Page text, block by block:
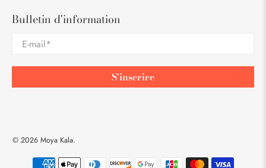
Bulletin d'information
E-mail*
S'inscrire
© 2026Moya Kala.